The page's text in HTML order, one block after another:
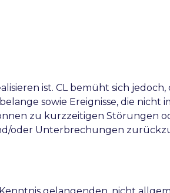
ist. CL bemüht sich
sowie Ereignisse, die nicht
zu kurzzeitigen Störungen
oder Unterbrechungen